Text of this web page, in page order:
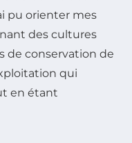
pu orienter mes
des cultures
de conservation de
qui
en étant